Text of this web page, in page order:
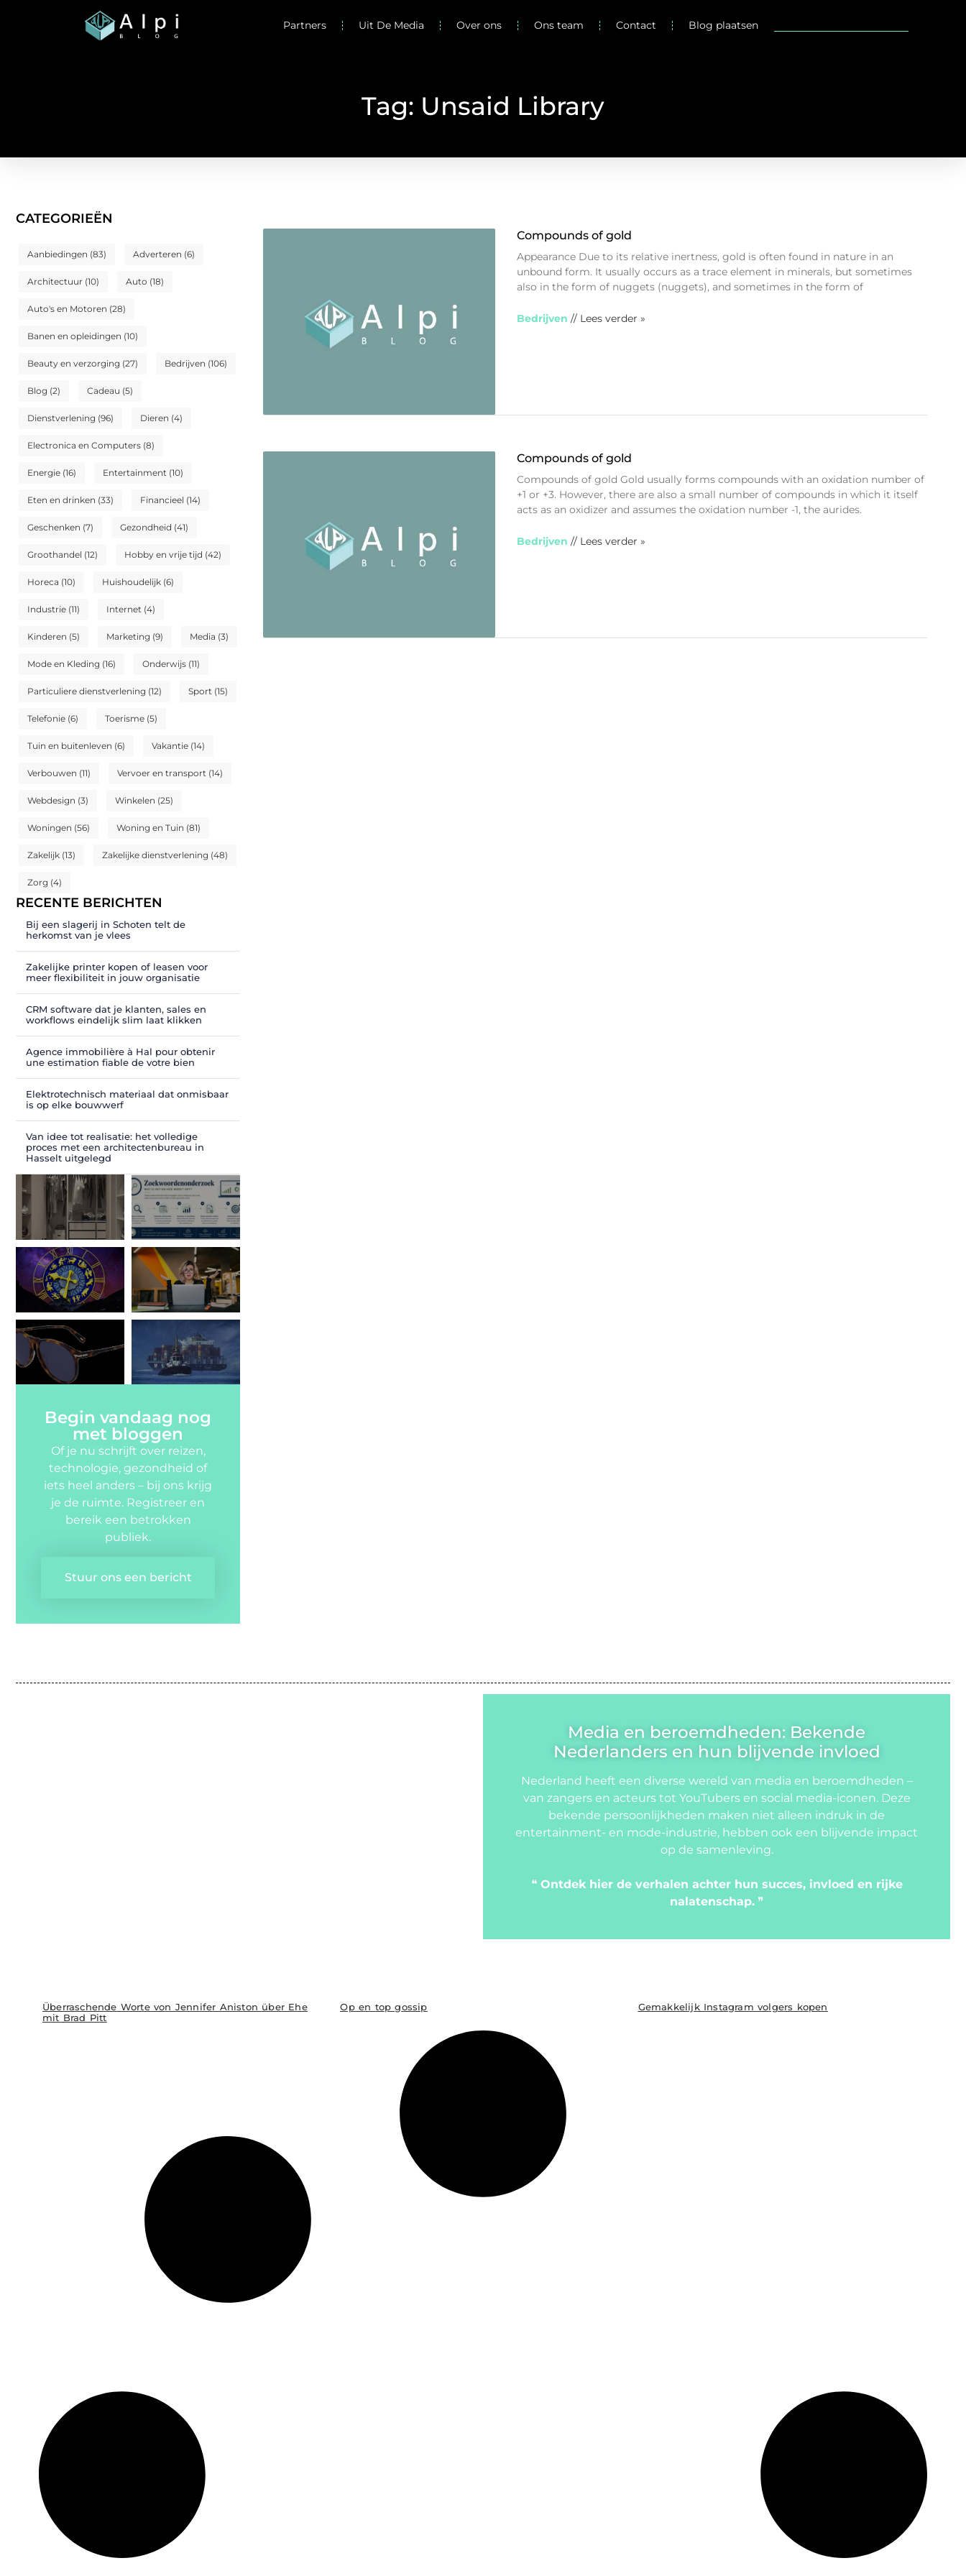
Partners Uit De Media Over ons Ons team Contact Blog plaatsen
Tag: Unsaid Library
CATEGORIEËN
Aanbiedingen (83) Adverteren (6)
Architectuur (10) Auto (18)
Auto's en Motoren (28)
Banen en opleidingen (10)
Beauty en verzorging (27) Bedrijven (106)
Blog (2) Cadeau (5)
Dienstverlening (96) Dieren (4)
Electronica en Computers (8)
Energie (16) Entertainment (10)
Eten en drinken (33) Financieel (14)
Geschenken (7) Gezondheid (41)
Groothandel (12) Hobby en vrije tijd (42)
Horeca (10) Huishoudelijk (6)
Industrie (11) Internet (4)
Kinderen (5) Marketing (9) Media (3)
Mode en Kleding (16) Onderwijs (11)
Particuliere dienstverlening (12) Sport (15)
Telefonie (6) Toerisme (5)
Tuin en buitenleven (6) Vakantie (14)
Verbouwen (11) Vervoer en transport (14)
Webdesign (3) Winkelen (25)
Woningen (56) Woning en Tuin (81)
Zakelijk (13) Zakelijke dienstverlening (48)
Zorg (4)
RECENTE BERICHTEN
Bij een slagerij in Schoten telt de
herkomst van je vlees
Zakelijke printer kopen of leasen voor
meer flexibiliteit in jouw organisatie
CRM software dat je klanten, sales en
workflows eindelijk slim laat klikken
Agence immobilière à Hal pour obtenir
une estimation fiable de votre bien
Elektrotechnisch materiaal dat onmisbaar
is op elke bouwwerf
Van idee tot realisatie: het volledige
proces met een architectenbureau in
Hasselt uitgelegd
Begin vandaag nog
met bloggen
Of je nu schrijft over reizen,
technologie, gezondheid of
iets heel anders – bij ons krijg
je de ruimte. Registreer en
bereik een betrokken
publiek.
Stuur ons een bericht
Compounds of gold
Appearance Due to its relative inertness, gold is often found in nature in an
unbound form. It usually occurs as a trace element in minerals, but sometimes
also in the form of nuggets (nuggets), and sometimes in the form of
Bedrijven // Lees verder »
Compounds of gold
Compounds of gold Gold usually forms compounds with an oxidation number of
+1 or +3. However, there are also a small number of compounds in which it itself
acts as an oxidizer and assumes the oxidation number -1, the aurides.
Bedrijven // Lees verder »
Media en beroemdheden: Bekende
Nederlanders en hun blijvende invloed
Nederland heeft een diverse wereld van media en beroemdheden –
van zangers en acteurs tot YouTubers en social media-iconen. Deze
bekende persoonlijkheden maken niet alleen indruk in de
entertainment- en mode-industrie, hebben ook een blijvende impact
op de samenleving.
❝ Ontdek hier de verhalen achter hun succes, invloed en rijke
nalatenschap.❞
Überraschende Worte von Jennifer Aniston über Ehe
mit Brad Pitt
Op en top gossip Gemakkelijk Instagram volgers kopen